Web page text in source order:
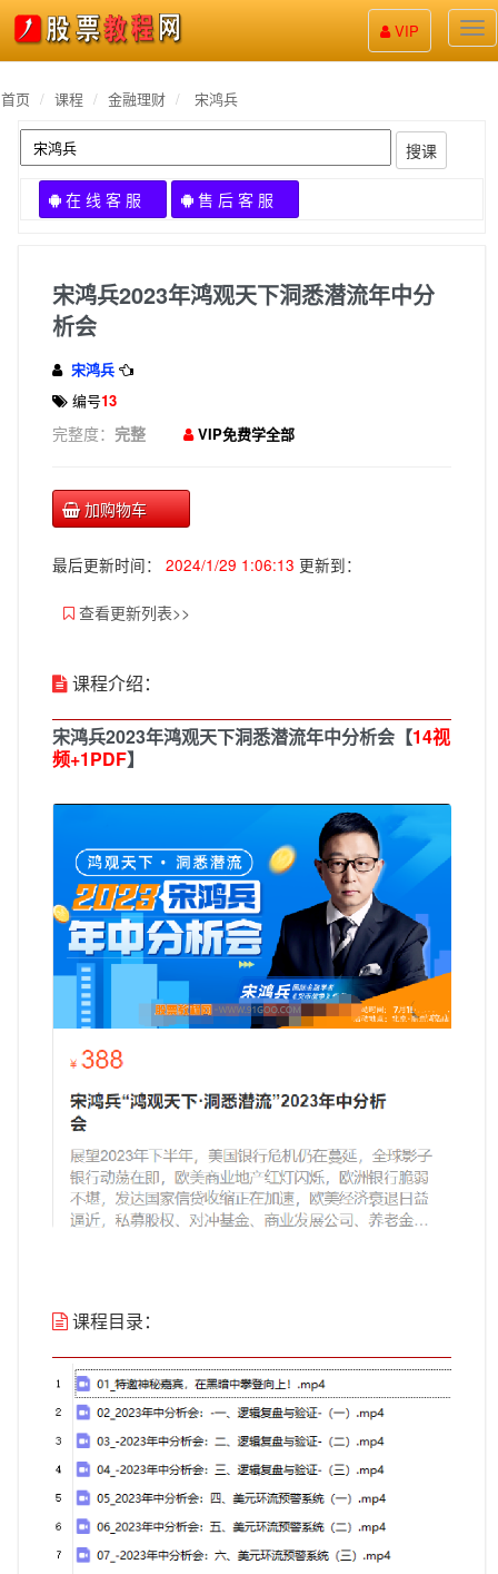
股
票
VIP
首页 课程 金融理财 宋鸿兵
搜课
在 线 客 服 售 后 客 服
宋鸿兵2023年鸿观天下洞悉潜流年中分
析会
宋鸿兵
编号13
完整度： 完整 VIP免费学全部
加购物车
最后更新时间： 2024/1/29 1:06:13 更新到：
查看更新列表>>
课程介绍：
宋鸿兵2023年鸿观天下洞悉潜流年中分析会【14视
频+1PDF】
课程目录：